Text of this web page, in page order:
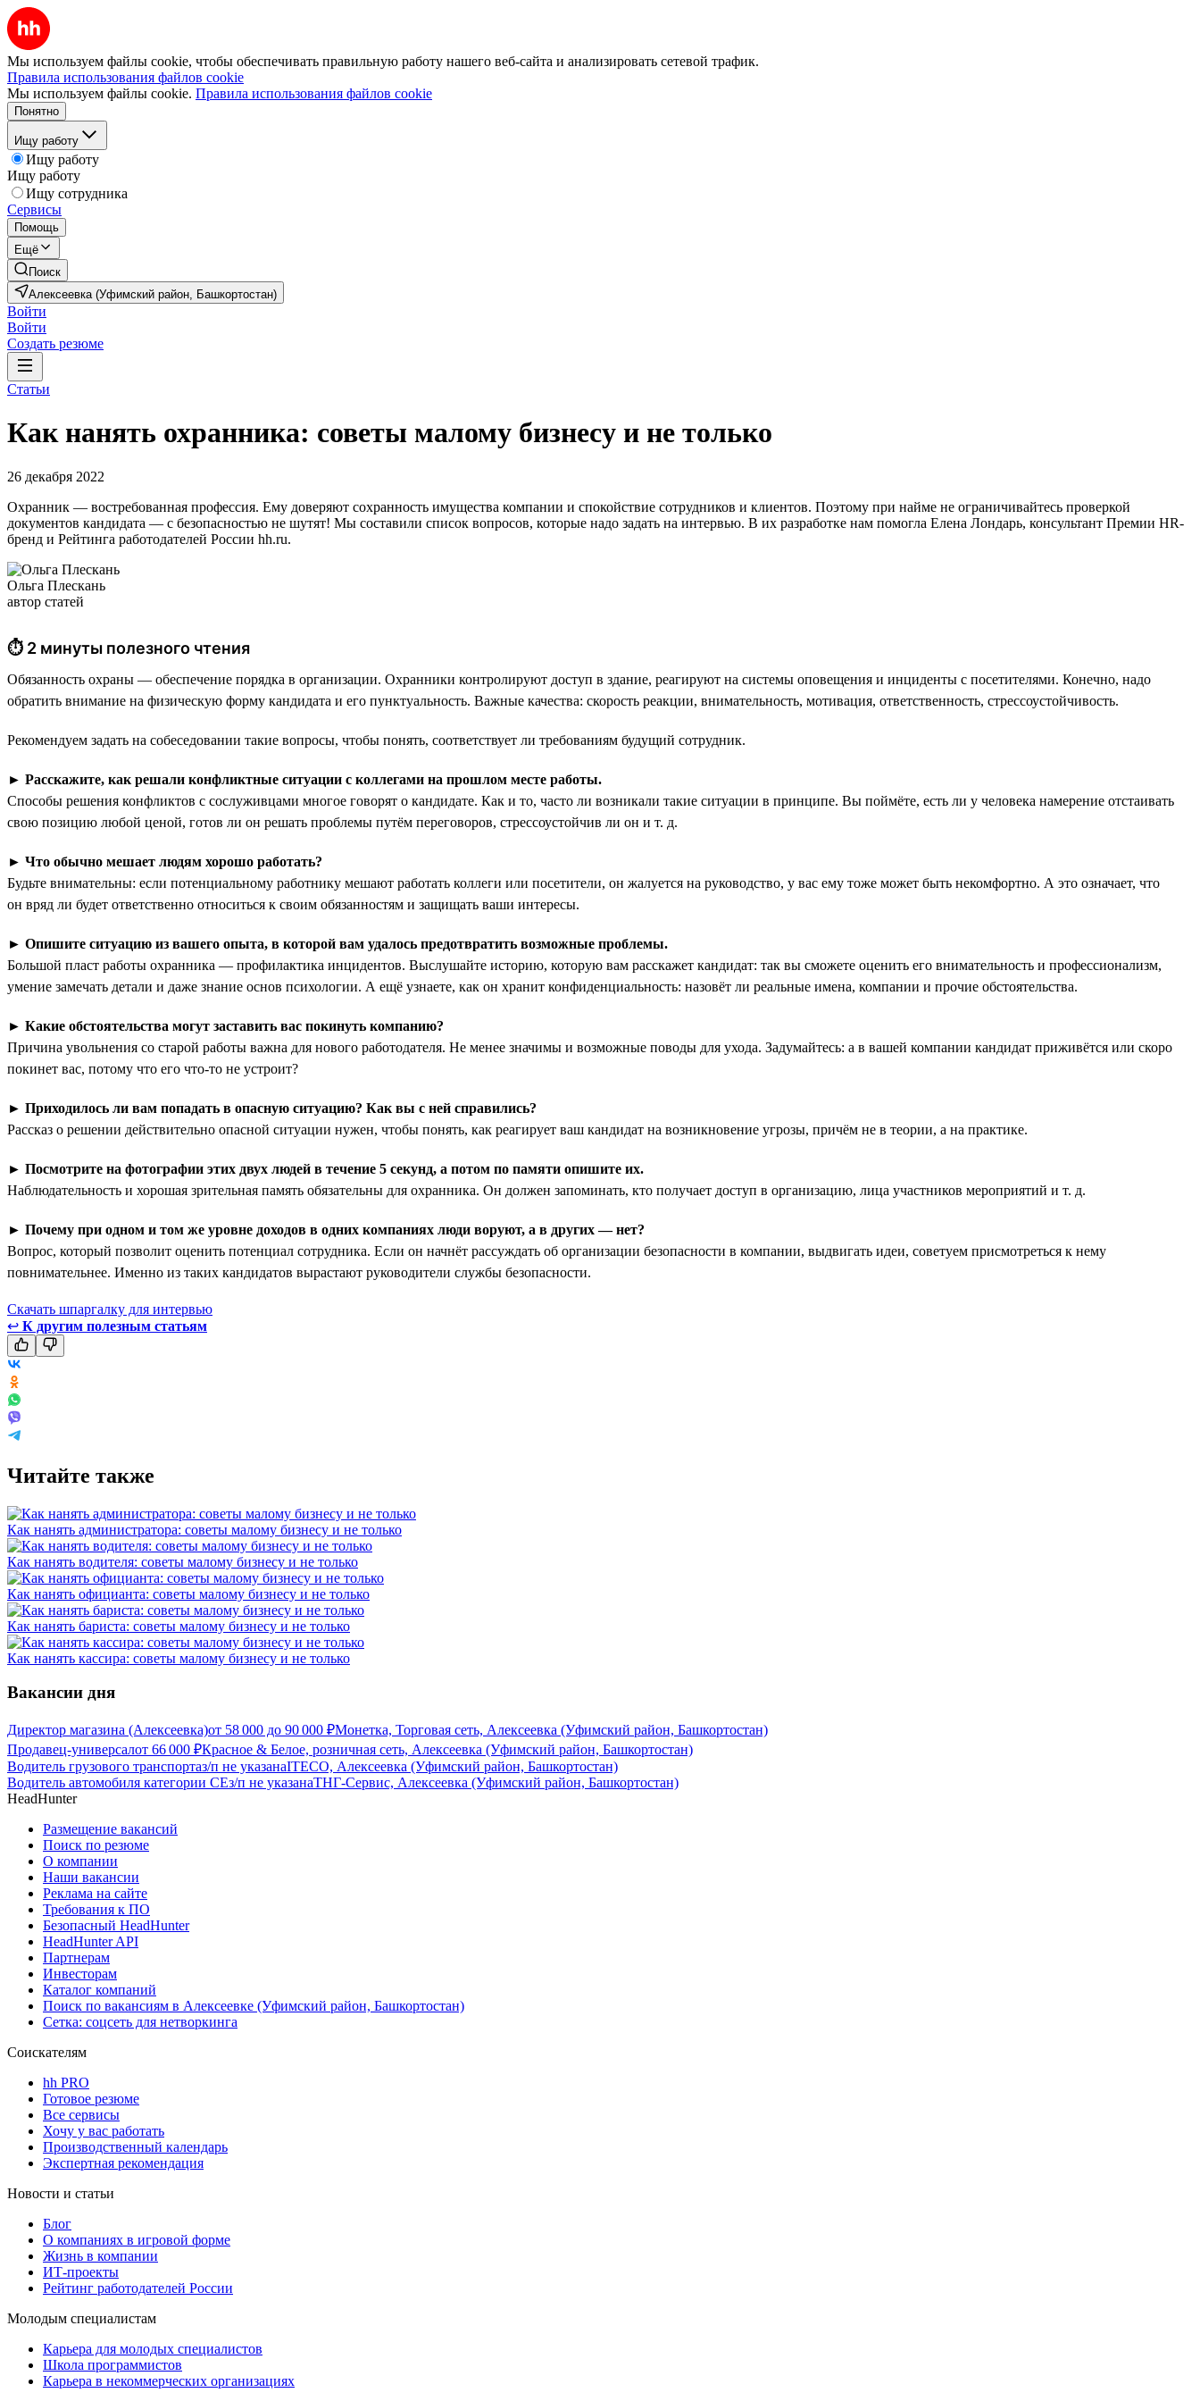
Мы используем файлы cookie, чтобы обеспечивать правильную работу нашего веб-сайта и анализировать сетевой трафик.
Правила использования файлов cookie
Мы используем файлы cookie. Правила использования файлов cookie
Понятно
Ищу работу
Ищу работу
Ищу работу
Ищу сотрудника
Сервисы
Помощь
Ещё
Поиск
Алексеевка (Уфимский район, Башкортостан)
Войти
Войти
Создать резюме
Статьи
Как нанять охранника: советы малому бизнесу и не только
26 декабря 2022
Охранник — востребованная профессия. Ему доверяют сохранность имущества компании и спокойствие сотрудников и клиентов. Поэтому при найме не ограничивайтесь проверкой
документов кандидата — с безопасностью не шутят! Мы составили список вопросов, которые надо задать на интервью. В их разработке нам помогла Елена Лондарь, консультант Премии HR-
бренд и Рейтинга работодателей России hh.ru.
Ольга Плескань
автор статей
⏱ 2 минуты полезного чтения
Обязанность охраны — обеспечение порядка в организации. Охранники контролируют доступ в здание, реагируют на системы оповещения и инциденты с посетителями. Конечно, надо
обратить внимание на физическую форму кандидата и его пунктуальность. Важные качества: скорость реакции, внимательность, мотивация, ответственность, стрессоустойчивость.
Рекомендуем задать на собеседовании такие вопросы, чтобы понять, соответствует ли требованиям будущий сотрудник.
► Расскажите, как решали конфликтные ситуации с коллегами на прошлом месте работы.
Способы решения конфликтов с сослуживцами многое говорят о кандидате. Как и то, часто ли возникали такие ситуации в принципе. Вы поймёте, есть ли у человека намерение отстаивать
свою позицию любой ценой, готов ли он решать проблемы путём переговоров, стрессоустойчив ли он и т. д.
► Что обычно мешает людям хорошо работать?
Будьте внимательны: если потенциальному работнику мешают работать коллеги или посетители, он жалуется на руководство, у вас ему тоже может быть некомфортно. А это означает, что
он вряд ли будет ответственно относиться к своим обязанностям и защищать ваши интересы.
► Опишите ситуацию из вашего опыта, в которой вам удалось предотвратить возможные проблемы.
Большой пласт работы охранника — профилактика инцидентов. Выслушайте историю, которую вам расскажет кандидат: так вы сможете оценить его внимательность и профессионализм,
умение замечать детали и даже знание основ психологии. А ещё узнаете, как он хранит конфиденциальность: назовёт ли реальные имена, компании и прочие обстоятельства.
► Какие обстоятельства могут заставить вас покинуть компанию?
Причина увольнения со старой работы важна для нового работодателя. Не менее значимы и возможные поводы для ухода. Задумайтесь: а в вашей компании кандидат приживётся или скоро
покинет вас, потому что его что-то не устроит?
► Приходилось ли вам попадать в опасную ситуацию? Как вы с ней справились?
Рассказ о решении действительно опасной ситуации нужен, чтобы понять, как реагирует ваш кандидат на возникновение угрозы, причём не в теории, а на практике.
► Посмотрите на фотографии этих двух людей в течение 5 секунд, а потом по памяти опишите их.
Наблюдательность и хорошая зрительная память обязательны для охранника. Он должен запоминать, кто получает доступ в организацию, лица участников мероприятий и т. д.
► Почему при одном и том же уровне доходов в одних компаниях люди воруют, а в других — нет?
Вопрос, который позволит оценить потенциал сотрудника. Если он начнёт рассуждать об организации безопасности в компании, выдвигать идеи, советуем присмотреться к нему
повнимательнее. Именно из таких кандидатов вырастают руководители службы безопасности.
Скачать шпаргалку для интервью
↩ К другим полезным статьям
Читайте также
Как нанять администратора: советы малому бизнесу и не только
Как нанять водителя: советы малому бизнесу и не только
Как нанять официанта: советы малому бизнесу и не только
Как нанять бариста: советы малому бизнесу и не только
Как нанять кассира: советы малому бизнесу и не только
Вакансии дня
Директор магазина (Алексеевка)от 58 000 до 90 000 ₽Монетка, Торговая сеть, Алексеевка (Уфимский район, Башкортостан)
Продавец-универсалот 66 000 ₽Красное & Белое, розничная сеть, Алексеевка (Уфимский район, Башкортостан)
Водитель грузового транспортаз/п не указанаITECO, Алексеевка (Уфимский район, Башкортостан)
Водитель автомобиля категории CЕз/п не указанаТНГ-Сервис, Алексеевка (Уфимский район, Башкортостан)
HeadHunter
Размещение вакансий
Поиск по резюме
О компании
Наши вакансии
Реклама на сайте
Требования к ПО
Безопасный HeadHunter
HeadHunter API
Партнерам
Инвесторам
Каталог компаний
Поиск по вакансиям в Алексеевке (Уфимский район, Башкортостан)
Сетка: соцсеть для нетворкинга
Соискателям
hh PRO
Готовое резюме
Все сервисы
Хочу у вас работать
Производственный календарь
Экспертная рекомендация
Новости и статьи
Блог
О компаниях в игровой форме
Жизнь в компании
ИТ-проекты
Рейтинг работодателей России
Молодым специалистам
Карьера для молодых специалистов
Школа программистов
Карьера в некоммерческих организациях